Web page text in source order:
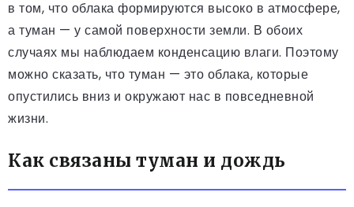
в том, что облака формируются высоко в атмосфере,
а туман — у самой поверхности земли. В обоих
случаях мы наблюдаем конденсацию влаги. Поэтому
можно сказать, что туман — это облака, которые
опустились вниз и окружают нас в повседневной
жизни.
Как связаны туман и дождь